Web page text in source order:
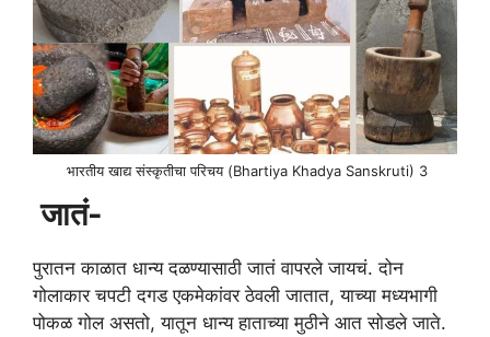
भारतीय खाद्य संस्कृतीचा परिचय (Bhartiya Khadya Sanskruti) 3
जातं-
पुरातन काळात धान्य दळण्यासाठी जातं वापरले जायचं. दोन
गोलाकार चपटी दगड एकमेकांवर ठेवली जातात, याच्या मध्यभागी
पोकळ गोल असतो, यातून धान्य हाताच्या मुठीने आत सोडले जाते.